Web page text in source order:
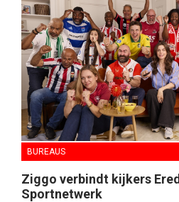
BUREAUS
Ziggo verbindt kijkers
Sportnetwerk